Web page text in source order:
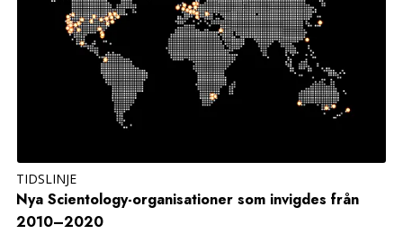
TIDSLINJE
Nya Scientology-organisationer som invigdes från
2010–2020